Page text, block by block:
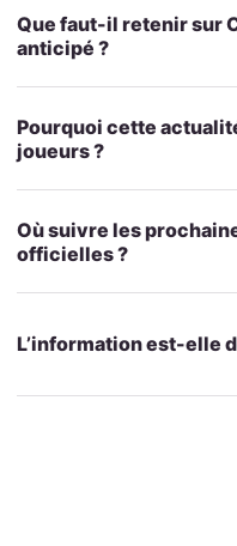
Que faut-il retenir sur
anticipé ?
Pourquoi cette
joueurs ?
Où suivre les
officielles ?
L’information est-elle